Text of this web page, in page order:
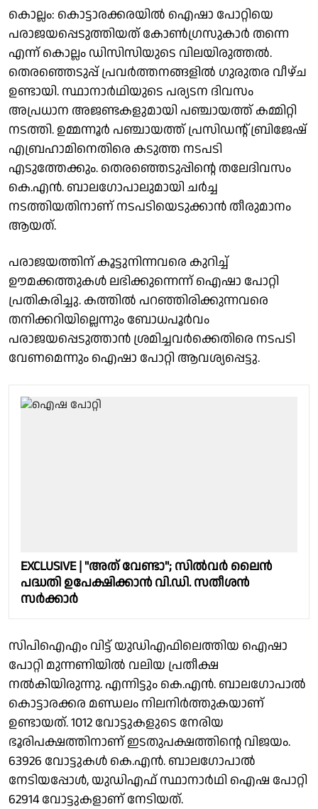
കൊല്ലം: കൊട്ടാരക്കരയിൽ ഐഷാ പോറ്റിയെ
പരാജയപ്പെടുത്തിയത് കോൺഗ്രസുകാർ തന്നെ
എന്ന് കൊല്ലം ഡിസിസിയുടെ വിലയിരുത്തൽ.
തെരഞ്ഞെടുപ്പ് പ്രവർത്തനങ്ങളിൽ ഗുരുതര വീഴ്ച
ഉണ്ടായി. സ്ഥാനാർഥിയുടെ പര്യടന ദിവസം
അപ്രധാന അജണ്ടകളുമായി പഞ്ചായത്ത് കമ്മിറ്റി
നടത്തി. ഉമ്മന്നൂർ പഞ്ചായത്ത് പ്രസിഡൻ്റ് ബ്രിജേഷ്
എബ്രഹാമിനെതിരെ കടുത്ത നടപടി
എടുത്തേക്കും. തെരഞ്ഞെടുപ്പിൻ്റെ തലേദിവസം
കെ.എൻ. ബാലഗോപാലുമായി ചർച്ച
നടത്തിയതിനാണ് നടപടിയെടുക്കാൻ തീരുമാനം
ആയത്.
പരാജയത്തിന് കൂട്ടുനിന്നവരെ കുറിച്ച്
ഊമക്കത്തുകൾ ലഭിക്കുന്നെന്ന് ഐഷാ പോറ്റി
പ്രതികരിച്ചു. കത്തിൽ പറഞ്ഞിരിക്കുന്നവരെ
തനിക്കറിയില്ലെന്നും ബോധപൂർവം
പരാജയപ്പെടുത്താൻ ശ്രമിച്ചവർക്കെതിരെ നടപടി
വേണമെന്നും ഐഷാ പോറ്റി ആവശ്യപ്പെട്ടു.
EXCLUSIVE | "അത് വേണ്ടാ"; സിൽവർ ലൈൻ
പദ്ധതി ഉപേക്ഷിക്കാൻ വി.ഡി. സതീശൻ
സർക്കാർ
സിപിഐഎം വിട്ട് യുഡിഎഫിലെത്തിയ ഐഷാ
പോറ്റി മുന്നണിയിൽ വലിയ പ്രതീക്ഷ
നൽകിയിരുന്നു. എന്നിട്ടും കെ.എൻ. ബാലഗോപാല്‍
കൊട്ടാരക്കര മണ്ഡലം നിലനിർത്തുകയാണ്
ഉണ്ടായത്. 1012 വോട്ടുകളുടെ നേരിയ
ഭൂരിപക്ഷത്തിനാണ് ഇടതുപക്ഷത്തിൻ്റെ വിജയം.
63926 വോട്ടുകൾ കെ.എൻ. ബാലഗോപാല്‍
നേടിയപ്പോൾ, യുഡിഎഫ് സ്ഥാനാർഥി ഐഷ പോറ്റി
62914 വോട്ടുകളാണ് നേടിയത്.